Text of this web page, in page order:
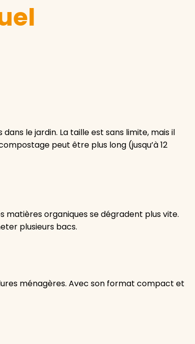
le jardin. La taille est sans limite, mais il
peut être plus long (jusqu’à 12
matières organiques se dégradent plus vite.
plusieurs bacs.
ménagères. Avec son format compact et